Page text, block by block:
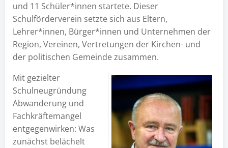
und 11 Schüler*innen startete. Dieser
Schulförderverein setzte sich aus Eltern,
Lehrer*innen, Bürger*innen und Unternehmen der
Region, Vereinen, Vertretungen der Kirchen- und
der politischen Gemeinde zusammen.
Mit gezielter
Schulneugründung
Abwanderung und
Fachkräftemangel
entgegenwirken: Was
zunächst belächelt